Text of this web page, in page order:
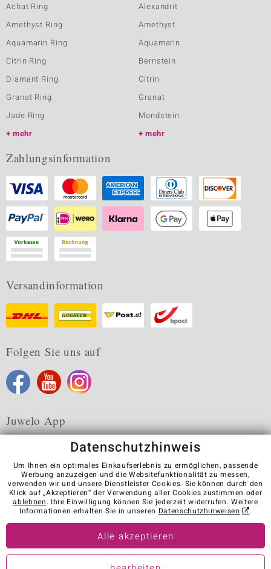
Achat Ring
Amethyst Ring
Aquamarin Ring
Citrin Ring
Diamant Ring
Granat Ring
Jade Ring
mehr
Alexandrit
Amethyst
Aquamarin
Bernstein
Citrin
Granat
Mondstein
mehr
Zahlungsinformation
Versandinformation
Folgen Sie uns auf
Juwelo App
Karriere AGB Datenschutz Cookies
Impressum
Kontakt
Vertrag widerrufen
Visit our stores in other countries:
© Juwelo Deutschland GmbH (ein Tochterunternehmen der elumeo
Datenschutzhinweis
Um Ihnen ein optimales Einkaufserlebnis zu ermöglichen, passende
Werbung anzuzeigen und die Websitefunktionalität zu messen,
verwenden wir und unsere Dienstleister Cookies. Sie können durch den
Klick auf „Akzeptieren“ der Verwendung aller Cookies zustimmen oder
ablehnen. Ihre Einwilligung können Sie jederzeit widerrufen. Weitere
Informationen erhalten Sie in unseren Datenschutzhinweisen .
Alle akzeptieren